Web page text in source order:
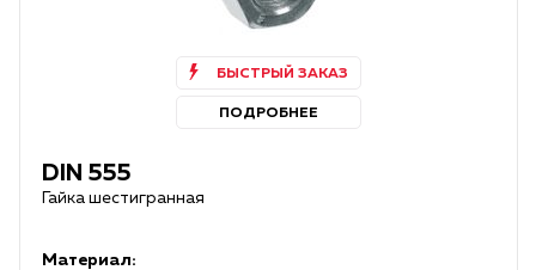
БЫСТРЫЙ ЗАКАЗ
ПОДРОБНЕЕ
DIN 555
Гайка шестигранная
Материал: